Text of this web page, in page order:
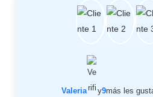
Valeria y9más les